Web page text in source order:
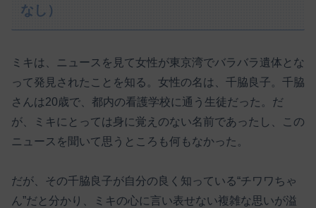
なし）
ミキは、ニュースを見て女性が東京湾でバラバラ遺体とな
って発見されたことを知る。女性の名は、千脇良子。千脇
さんは20歳で、都内の看護学校に通う生徒だった。だ
が、ミキにとっては身に覚えのない名前であったし、この
ニュースを聞いて思うところも何もなかった。
だが、その千脇良子が自分の良く知っている“チワワちゃ
ん”だと分かり、ミキの心に言い表せない複雑な思いが溢